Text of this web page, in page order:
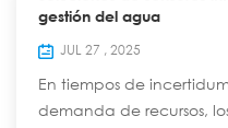
gestión del agua
JUL 27 , 2025
En tiempos de
demanda de recursos,